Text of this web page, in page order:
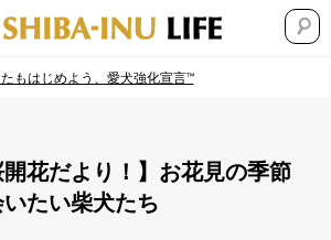
もはじめよう、愛犬強化宣言™
開花だより！】お花見の季節
いたい柴犬たち